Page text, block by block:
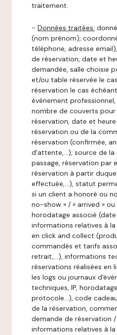
traitement.
- Données traitées:
(nom prénom),
téléphone, adresse
de réservation, date et
demandée, salle choisie
et/ou table réservée le
réservation le cas
évènement
nombre de couverts
réservation, date et
réservation ou de la
réservation (confirmée,
d'attente,…), source de la
passage, réservation par
réservation à partir
effectuée,…), statut
si un client a honoré ou
no-show » / « arrived »
horodatage associé
informations relatives à
en click and collect
commandés et tarifs
retrait,…), informations
réservations réalisées en
les logs ou journaux
techniques, IP,
protocole…), code
de la réservation,
demande de réservation
informations relatives à